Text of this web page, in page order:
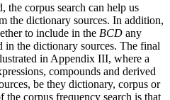
the corpus search can help us
the dictionary sources. In addition,
to include in the BCD any
the dictionary sources. The final
in Appendix III, where a
compounds and derived
be they dictionary, corpus or
corpus frequency search is that